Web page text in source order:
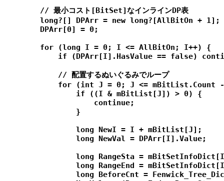
        // 最小コスト[BitSet]なインラインDP表
        long?[] DPArr = new long?[AllBitOn + 1];
        DPArr[0] = 0;
        for (long I = 0; I <= AllBitOn; I++) {
if (DPArr[I].HasValue == false)
            // 配置するぬいぐるみでループ
for (int J = 0; J <= mBitList.Count
                if ((I & mBitList[J]) > 0) {
                    continue;
                }
                long NewI = I + mBitList[J];
                long NewVal = DPArr[I].Value;
long RangeSta =
long RangeEnd =
long BeforeCnt =